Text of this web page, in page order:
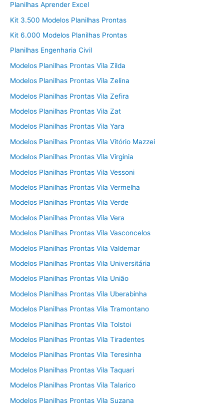
Planilhas Aprender Excel
Kit 3.500 Modelos Planilhas Prontas
Kit 6.000 Modelos Planilhas Prontas
Planilhas Engenharia Civil
Modelos Planilhas Prontas Vila Zilda
Modelos Planilhas Prontas Vila Zelina
Modelos Planilhas Prontas Vila Zefira
Modelos Planilhas Prontas Vila Zat
Modelos Planilhas Prontas Vila Yara
Modelos Planilhas Prontas Vila Vitório Mazzei
Modelos Planilhas Prontas Vila Virgínia
Modelos Planilhas Prontas Vila Vessoni
Modelos Planilhas Prontas Vila Vermelha
Modelos Planilhas Prontas Vila Verde
Modelos Planilhas Prontas Vila Vera
Modelos Planilhas Prontas Vila Vasconcelos
Modelos Planilhas Prontas Vila Valdemar
Modelos Planilhas Prontas Vila Universitária
Modelos Planilhas Prontas Vila União
Modelos Planilhas Prontas Vila Uberabinha
Modelos Planilhas Prontas Vila Tramontano
Modelos Planilhas Prontas Vila Tolstoi
Modelos Planilhas Prontas Vila Tiradentes
Modelos Planilhas Prontas Vila Teresinha
Modelos Planilhas Prontas Vila Taquari
Modelos Planilhas Prontas Vila Talarico
Modelos Planilhas Prontas Vila Suzana